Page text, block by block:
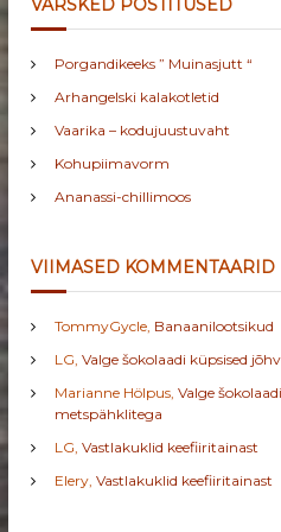
Porgandikeeks ” Muinasjutt “
Arhangelski kalakotletid
Vaarika – kodujuustuvaht
Kohupiimavorm
Ananassi-chillimoos
VIIMASED KOMMENTAARID
TommyGycle Banaanilootsikud
LG ,Valge šokolaadi küpsised
Marianne Hölpus ,Valge
metspähklitega
LG ,Vastlakuklid keefiiritainast
Elery ,Vastlakuklid keefiiritainast